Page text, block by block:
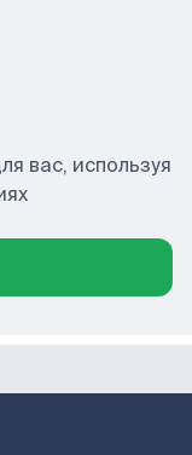
вас, используя